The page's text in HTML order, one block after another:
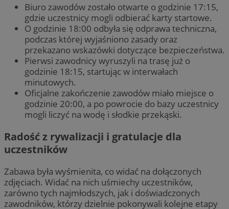
Biuro zawodów zostało otwarte o godzinie 17:15,
gdzie uczestnicy mogli odbierać karty startowe.
O godzinie 18:00 odbyła się odprawa techniczna,
podczas której wyjaśniono zasady oraz
przekazano wskazówki dotyczące bezpieczeństwa.
Pierwsi zawodnicy wyruszyli na trasę już o
godzinie 18:15, startując w interwałach
minutowych.
Oficjalne zakończenie zawodów miało miejsce o
godzinie 20:00, a po powrocie do bazy uczestnicy
mogli liczyć na wodę i słodkie przekąski.
Radość z rywalizacji i gratulacje dla
uczestników
Zabawa była wyśmienita, co widać na dołączonych
zdjęciach. Widać na nich uśmiechy uczestników,
zarówno tych najmłodszych, jak i doświadczonych
zawodników, którzy dzielnie pokonywali kolejne etapy